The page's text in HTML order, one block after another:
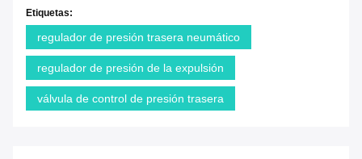
Etiquetas:
regulador de presión trasera neumático
regulador de presión de la expulsión
válvula de control de presión trasera